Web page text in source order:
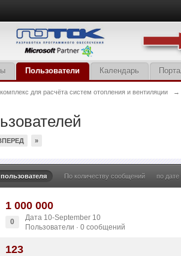
Пользователи Календарь
для расчёта систем отопления и вентиляции →
»
По количеству сообщений по дате
1 000 000
0
Дата 10-September 10
Пользователи · 0 сообщений
123